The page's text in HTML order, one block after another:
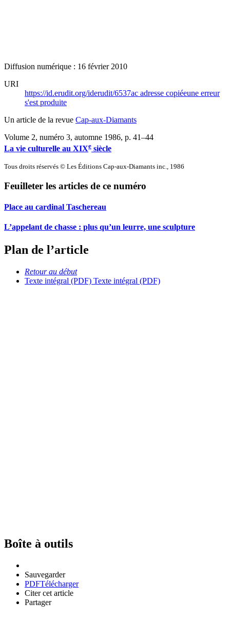
Diffusion numérique : 16 février 2010
URI
https://id.erudit.org/iderudit/6537ac adresse copiéeune erreur
s'est produite
Un article de la revue Cap-aux-Diamants
Volume 2, numéro 3, automne 1986, p. 41–44
La vie culturelle au XIXe siècle
Tous droits réservés © Les Éditions Cap-aux-Diamants inc., 1986
Feuilleter les articles de ce numéro
Place au cardinal Taschereau
L’appelant de chasse : plus qu’un leurre, une sculpture
Plan de l’article
Retour au début
Texte intégral (PDF) Texte intégral (PDF)
Boîte à outils
Sauvegarder
PDFTélécharger
Citer cet article
Partager